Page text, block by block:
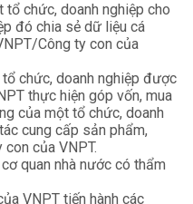
tổ chức, doanh nghiệp cho
đó chia sẻ dữ liệu cá
Công ty con của
chức, doanh nghiệp được
thực hiện góp vốn, mua
của một tổ chức, doanh
cung cấp sản phẩm,
của VNPT.
quan nhà nước có thẩm
VNPT tiến hành các